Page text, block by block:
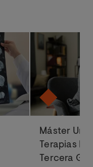
Máster
Terapias
Tercera